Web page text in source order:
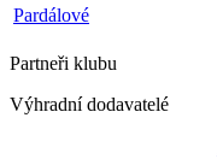
Pardálové
Partneři klubu
Výhradní dodavatelé